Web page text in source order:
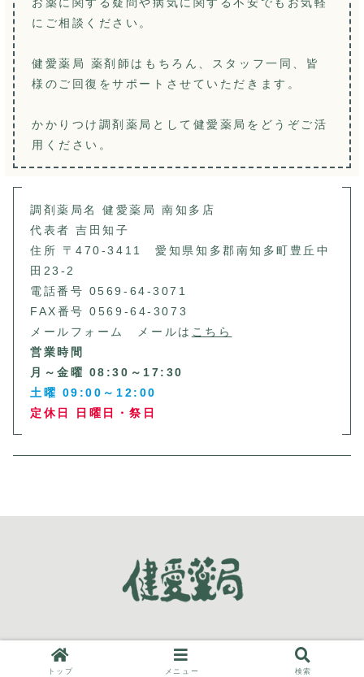
にご相談ください。
健愛薬局 薬剤師はもちろん、スタッフ一同、皆
様のご回復をサポートさせていただきます。
かかりつけ調剤薬局として健愛薬局をどうぞご活
用ください。
調剤薬局名 健愛薬局 南知多店
代表者 吉田知子
住所 〒470-3411 愛知県知多郡南知多町豊丘中
田23-2
電話番号 0569-64-3071
FAX番号 0569-64-3073
メールフォーム メールは こちら
営業時間
月～金曜 08:30～17:30
土曜 09:00～12:00
定休日 日曜日・祭日
© 2024-2026 健愛薬局.
トップ メニュー 検索